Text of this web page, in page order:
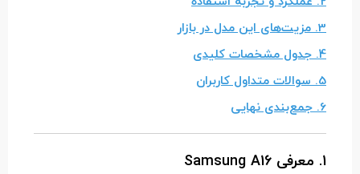
3. مزیت‌های این مدل در بازار
4. جدول مشخصات کلیدی
5. سوالات متداول کاربران
6. جمع‌بندی نهایی
1. معرفی Samsung A16